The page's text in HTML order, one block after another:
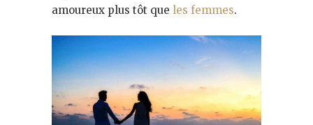
amoureux plus tôt que les femmes.